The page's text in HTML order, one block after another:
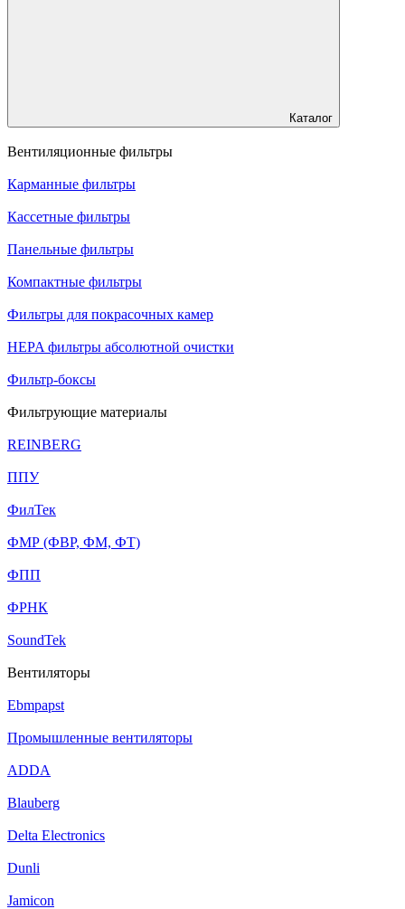
Каталог
Вентиляционные фильтры
Карманные фильтры
Кассетные фильтры
Панельные фильтры
Компактные фильтры
Фильтры для покрасочных камер
HEPA фильтры абсолютной очистки
Фильтр-боксы
Фильтрующие материалы
REINBERG
ППУ
ФилТек
ФМР (ФВР, ФМ, ФТ)
ФПП
ФРНК
SoundTek
Вентиляторы
Ebmpapst
Промышленные вентиляторы
ADDA
Blauberg
Delta Electronics
Dunli
Jamicon